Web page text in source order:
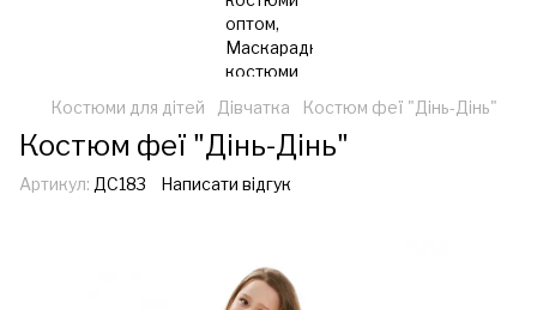
Костюми для дітей Дівчатка Костюм феї "Дінь-Дінь"
Костюм феї "Дінь-Дінь"
Артикул: ДС183 Написати відгук